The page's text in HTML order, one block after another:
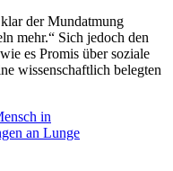
der Mundatmung
mehr.“ Sich jedoch den
es Promis über soziale
wissenschaftlich belegten
in
an Lunge